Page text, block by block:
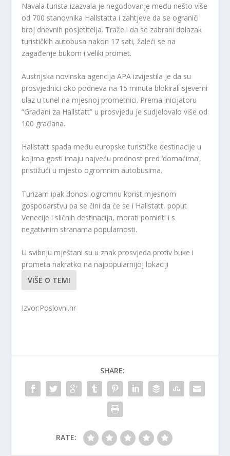
Navala turista izazvala je negodovanje među nešto više
od 700 stanovnika Hallstatta i zahtjeve da se ograniči
broj dnevnih posjetitelja. Traže i da se zabrani dolazak
turističkih autobusa nakon 17 sati, žaleći se na
zagađenje bukom i veliki promet.
Austrijska novinska agencija APA izvijestila je da su
prosvjednici oko podneva na 15 minuta blokirali sjeverni
ulaz u tunel na mjesnoj prometnici. Prema inicijatoru
“Građani za Hallstatt” u prosvjedu je sudjelovalo više od
100 građana.
Hallstatt spada među europske turističke destinacije u
kojima gosti imaju najveću prednost pred ‘domaćima’,
pristižući u mjesto ogromnim autobusima.
Turizam ipak donosi ogromnu korist mjesnom
gospodarstvu pa se čini da će se i Hallstatt, poput
Venecije i sličnih destinacija, morati pomiriti i s
negativnim stranama popularnosti.
U svibnju mještani su u znak prosvjeda protiv buke i
prometa nakratko na najpopularnijoj lokaciji
VIŠE O TEMI
Izvor:Poslovni.hr
SHARE:
RATE: